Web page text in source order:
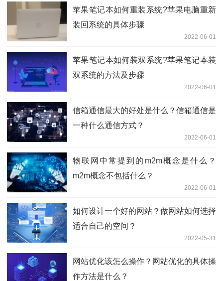
苹果笔记本如何重装系统?苹果电脑重新
装回系统的具体步骤
2022-06-01
苹果笔记本如何装双系统?苹果笔记本装
双系统的方法及步骤
2022-06-01
信箱通信最大的好处是什么？信箱通信是
一种什么通信方式？
2022-06-01
物联网中常提到的m2m概念是什么？
m2m概念不包括什么？
2022-06-01
如何设计一个好的网站？做网站如何选择
适合自己的空间？
2022-05-31
网站优化该怎么操作？网站优化的具体操
作方法是什么？